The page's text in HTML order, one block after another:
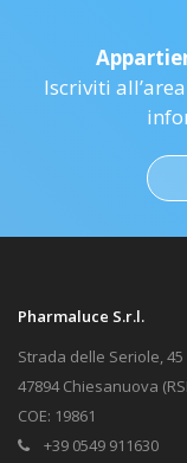
Iscriviti
Pharmaluce S.r.l.
Strada delle Seriole, 45
47894 Chiesanuova
COE: 19861
+39 0549 911630